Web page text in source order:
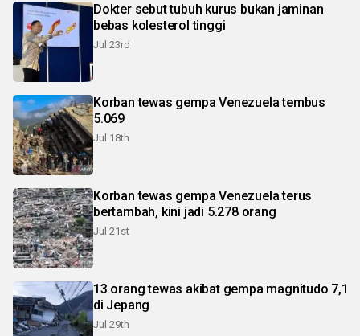
Dokter sebut tubuh kurus bukan jaminan
bebas kolesterol tinggi
Jul 23rd
Korban tewas gempa Venezuela tembus
5.069
Jul 18th
Korban tewas gempa Venezuela terus
bertambah, kini jadi 5.278 orang
Jul 21st
13 orang tewas akibat gempa magnitudo 7,1
di Jepang
Jul 29th